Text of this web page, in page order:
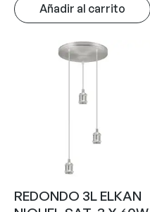
Añadir al carrito
REDONDO 3L ELKAN